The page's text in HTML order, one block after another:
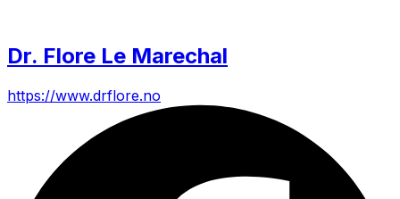
Dr. Flore Le Marechal
https://www.drflore.no